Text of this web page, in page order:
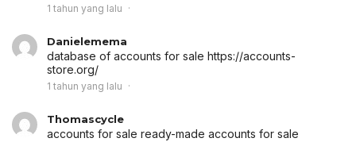
1 tahun yang lalu
Danielemema
database of accounts for sale https://accounts-
store.org/
1 tahun yang lalu
Thomascycle
accounts for sale ready-made accounts for sale